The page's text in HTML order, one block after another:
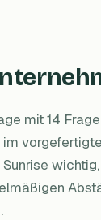
mit 14